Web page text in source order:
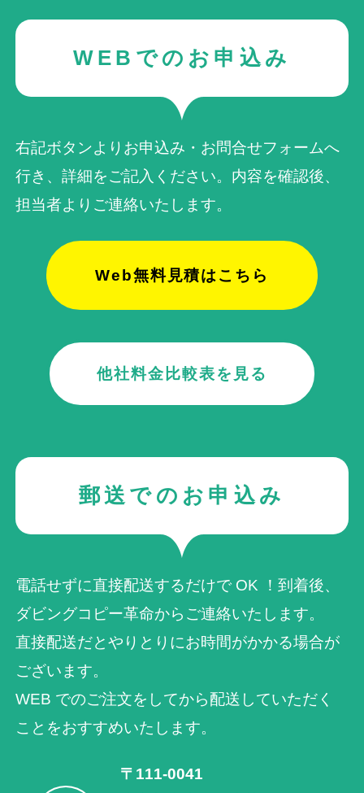
WEBでのお申込み
右記ボタンよりお申込み・お問合せフォームへ
行き、詳細をご記入ください。内容を確認後、
担当者よりご連絡いたします。
Web無料見積はこちら
他社料金比較表を見る
郵送でのお申込み
電話せずに直接配送するだけで OK ！到着後、
ダビングコピー革命からご連絡いたします。
直接配送だとやりとりにお時間がかかる場合が
ございます。
WEB でのご注⽂をしてから配送していただく
ことをおすすめいたします。
〒111-0041